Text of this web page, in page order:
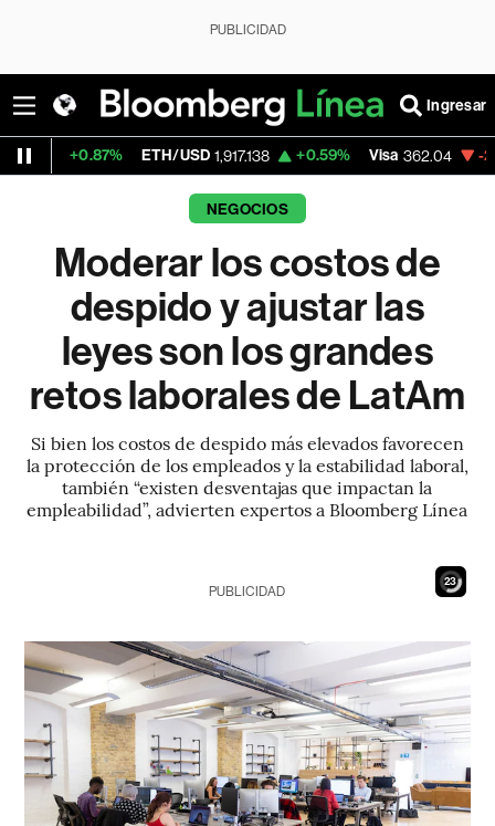
PUBLICIDAD
Ingresar
ETH/USD 1,917.138 +0.59% Visa 362.04 -2.28%
NEGOCIOS
Moderar los costos de
despido y ajustar las
leyes son los grandes
retos laborales de LatAm
Si bien los costos de despido más elevados favorecen
la protección de los empleados y la estabilidad laboral,
también “existen desventajas que impactan la
empleabilidad”, advierten expertos a Bloomberg Línea
21
PUBLICIDAD